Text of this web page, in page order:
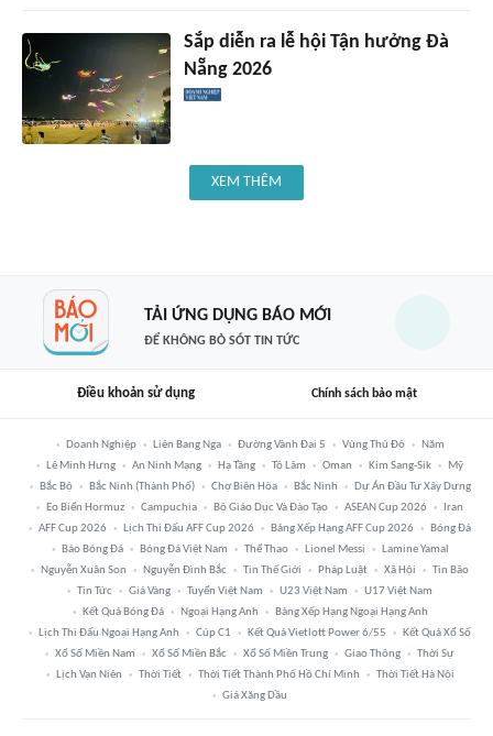
Sắp diễn ra lễ hội Tận hưởng Đà
Nẵng 2026
XEM THÊM
TẢI ỨNG DỤNG BÁO MỚI
ĐỂ KHÔNG BỎ SÓT TIN TỨC
Điều khoản sử dụng Chính sách bảo mật
Doanh Nghiệp Liên Bang Nga Đường Vành Đai 5 Vùng Thủ Đô
Năm
Lê Minh Hưng
An Ninh Mạng Hạ Tầng Tô Lâm Oman Kim Sang-Sik
Mỹ
Bắc Bộ
Bắc Ninh (thành Phố) Chợ Biên Hòa Bắc Ninh
Dự Án Đầu Tư Xây Dựng
Eo Biển Hormuz
Campuchia Bộ Giáo Dục Và Đào Tạo ASEAN Cup 2026
Iran
AFF Cup 2026
Lịch Thi Đấu AFF Cup 2026 Bảng Xếp Hạng AFF Cup 2026
Bóng Đá
Báo Bóng Đá
Bóng Đá Việt Nam Thể Thao Lionel Messi
Lamine Yamal
Nguyễn Xuân Son
Nguyễn Đình Bắc Tin Thế Giới Pháp Luật Xã Hội
Tin Bão
Tin Tức
Giá Vàng Tuyển Việt Nam U23 Việt Nam
U17 Việt Nam
Kết Quả Bóng Đá
Ngoại Hạng Anh
Bảng Xếp Hạng Ngoại Hạng Anh
Lịch Thi Đấu Ngoại Hạng Anh
Cúp C1 Kết Quả Vietlott Power 6/55
Kết Quả Xổ Số
Xổ Số Miền Nam
Xổ Số Miền Bắc Xổ Số Miền Trung Giao Thông
Thời Sự
Lịch Vạn Niên
Thời Tiết Thời Tiết Thành Phố Hồ Chí Minh
Thời Tiết Hà Nội
Giá Xăng Dầu